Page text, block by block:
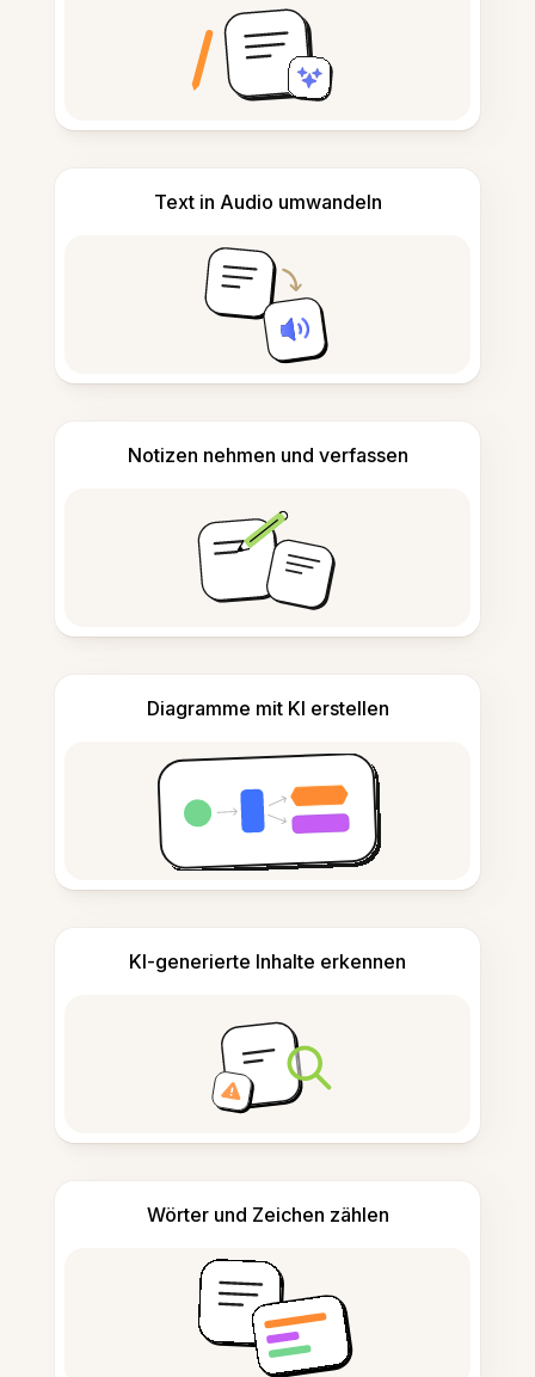
Text in Audio umwandeln
Notizen nehmen und verfassen
Diagramme mit KI erstellen
KI-generierte Inhalte erkennen
Wörter und Zeichen zählen